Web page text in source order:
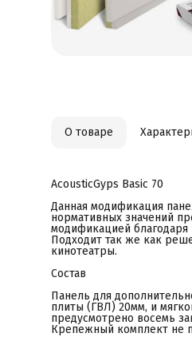
О товаре
AcousticGyps Basic 70
Данная модификация
нормативных значений
модификацией
Подходит так же как
кинотеатры.
Состав
Панель для
плиты (ГВЛ) 20мм, и
предусмотрено восемь
Крепежный комплект не